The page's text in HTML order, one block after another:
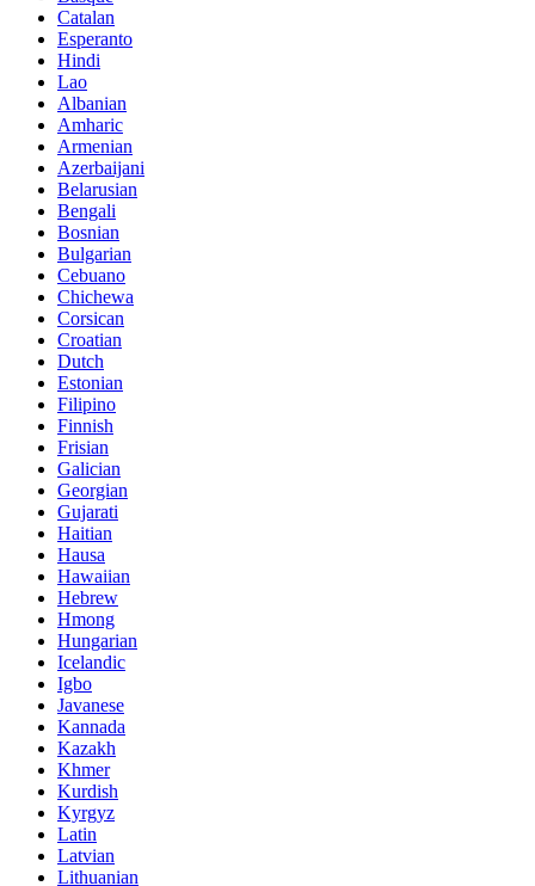
Catalan
Esperanto
Hindi
Lao
Albanian
Amharic
Armenian
Azerbaijani
Belarusian
Bengali
Bosnian
Bulgarian
Cebuano
Chichewa
Corsican
Croatian
Dutch
Estonian
Filipino
Finnish
Frisian
Galician
Georgian
Gujarati
Haitian
Hausa
Hawaiian
Hebrew
Hmong
Hungarian
Icelandic
Igbo
Javanese
Kannada
Kazakh
Khmer
Kurdish
Kyrgyz
Latin
Latvian
Lithuanian